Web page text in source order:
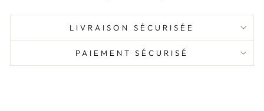
LIVRAISON SÉCURISÉE
PAIEMENT SÉCURISÉ